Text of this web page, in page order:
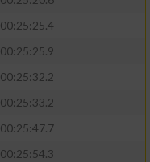
00:25:25.4
00:25:25.9
00:25:32.2
00:25:33.2
00:25:47.7
00:25:54.3